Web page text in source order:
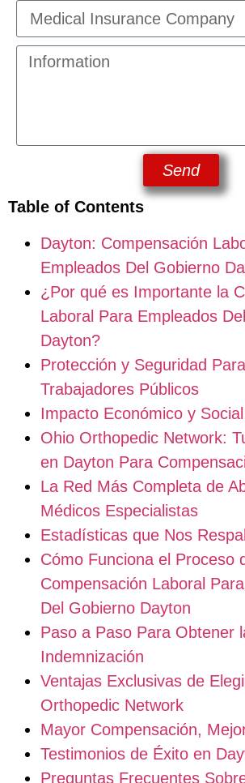
Send
Table of Contents
Dayton: Compensación
Empleados Del Gobierno
¿Por qué es Importante la
Laboral Para Empleados
Dayton?
Protección y Seguridad
Trabajadores Públicos
Impacto Económico y
Ohio Orthopedic Network:
en Dayton Para
La Red Más Completa de
Médicos Especialistas
Estadísticas que Nos
Cómo Funciona el Proceso
Compensación Laboral
Del Gobierno Dayton
Paso a Paso Para Obtener
Indemnización
Ventajas Exclusivas de
Orthopedic Network
Mayor Compensación,
Testimonios de Éxito en
Preguntas Frecuentes